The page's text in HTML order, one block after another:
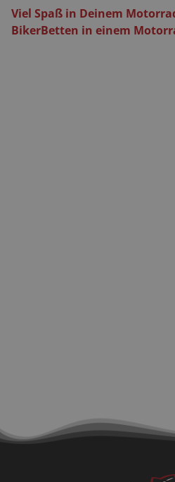
Viel Spaß in Deinem
BikerBetten in einem